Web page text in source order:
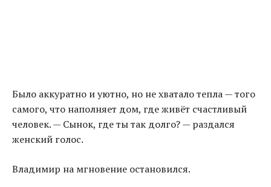
Было аккуратно и уютно, но не хватало тепла — того
самого, что наполняет дом, где живёт счастливый
человек. — Сынок, где ты так долго? — раздался
женский голос.
Владимир на мгновение остановился.